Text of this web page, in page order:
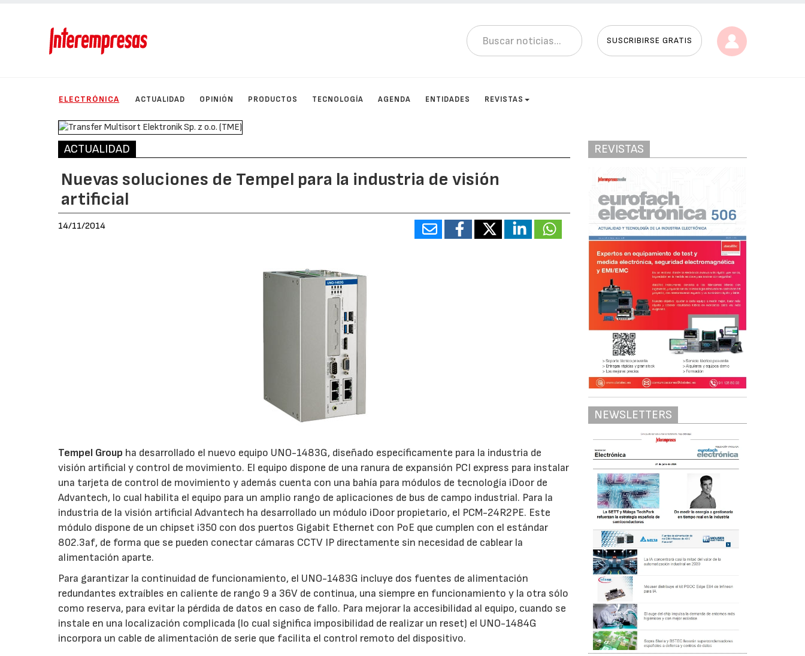
SUSCRIBIRSE GRATIS
ELECTRÓNICA ACTUALIDAD OPINIÓN PRODUCTOS TECNOLOGÍA AGENDA ENTIDADES REVISTAS
ACTUALIDAD
Nuevas soluciones de Tempel para la industria de visión
artificial
14/11/2014
Tempel Group ha desarrollado el nuevo equipo UNO-1483G, diseñado específicamente para la industria de
visión artificial y control de movimiento. El equipo dispone de una ranura de expansión PCI express para instalar
una tarjeta de control de movimiento y además cuenta con una bahía para módulos de tecnología iDoor de
Advantech, lo cual habilita el equipo para un amplio rango de aplicaciones de bus de campo industrial. Para la
industria de la visión artificial Advantech ha desarrollado un módulo iDoor propietario, el PCM-24R2PE. Este
módulo dispone de un chipset i350 con dos puertos Gigabit Ethernet con PoE que cumplen con el estándar
802.3af, de forma que se pueden conectar cámaras CCTV IP directamente sin necesidad de cablear la
alimentación aparte.
Para garantizar la continuidad de funcionamiento, el UNO-1483G incluye dos fuentes de alimentación
redundantes extraíbles en caliente de rango 9 a 36V de continua, una siempre en funcionamiento y la otra sólo
como reserva, para evitar la pérdida de datos en caso de fallo. Para mejorar la accesibilidad al equipo, cuando se
instale en una localización complicada (lo cual significa imposibilidad de realizar un reset) el UNO-1484G
incorpora un cable de alimentación de serie que facilita el control remoto del dispositivo.
REVISTAS
NEWSLETTERS